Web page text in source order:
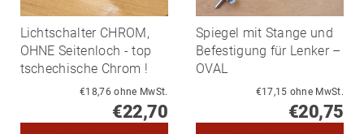
Lichtschalter CHROM,
OHNE Seitenloch - top
tschechische Chrom !
€18,76 ohne MwSt.
€22,70
Spiegel mit Stange und
Befestigung für Lenker –
OVAL
€17,15 ohne MwSt.
€20,75